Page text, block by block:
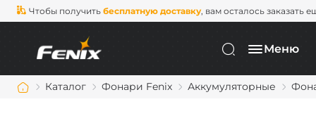
Чтобы получить бесплатную доставку, вам осталось заказать
Меню
Каталог Фонари Fenix Аккумуляторные